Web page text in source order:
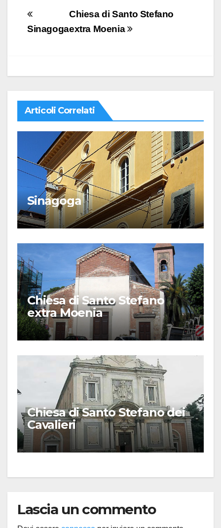
Navigazione
articoli
Chiesa di Santo Stefano
extra Moenia
Sinagoga
Articoli Correlati
Sinagoga
Chiesa di Santo Stefano
extra Moenia
Chiesa di Santo Stefano dei
Cavalieri
Lascia un commento